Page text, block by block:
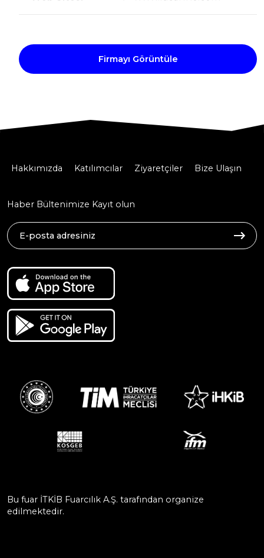
Firmayı Görüntüle
Hakkımızda Katılımcılar Ziyaretçiler Bize Ulaşın
Haber Bültenimize Kayıt olun
Bu fuar İTKİB Fuarcılık A.Ş. tarafından organize
edilmektedir.